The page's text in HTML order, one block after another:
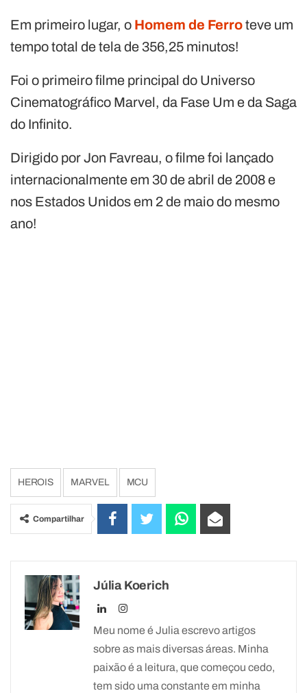
Em primeiro lugar, o Homem de Ferroteve um
tempo total de tela de 356,25 minutos!
Foi o primeiro filme principal do Universo
Cinematográfico Marvel, da Fase Um e da Saga
do Infinito.
Dirigido por Jon Favreau, o filme foi lançado
internacionalmente em 30 de abril de 2008 e
nos Estados Unidos em 2 de maio do mesmo
ano!
HEROIS MARVEL MCU
Compartilhar
Júlia Koerich
Meu nome é Julia escrevo artigos
sobre as mais diversas áreas. Minha
paixão é a leitura, que começou cedo,
tem sido uma constante em minha